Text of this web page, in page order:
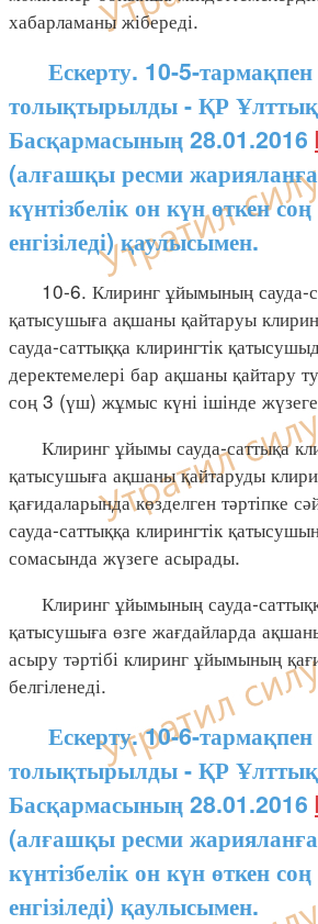
хабарламаны жібереді.
Ескерту. 10-5-тармақпен
толықтырылды - ҚР Ұлттық
Басқармасының 28.01.2016
(алғашқы ресми
күнтізбелік он күн өткен
енгізіледі) қаулысымен.
10-6. Клиринг ұйымының сауда-
қатысушыға ақшаны қайтаруы
сауда-саттыққа клирингтік
деректемелері бар ақшаны қайтару
соң 3 (үш) жұмыс күні ішінде
Клиринг ұйымы сауда-саттықа
қатысушыға ақшаны қайтаруды
қағидаларында көзделген тәртіпке
сауда-саттыққа клирингтік
сомасында жүзеге асырады.
Клиринг ұйымының сауда-
қатысушыға өзге жағдайларда
асыру тәртібі клиринг ұйымының
белгіленеді.
Ескерту. 10-6-тармақпен
толықтырылды - ҚР Ұлттық
Басқармасының 28.01.2016
(алғашқы ресми
күнтізбелік он күн өткен
енгізіледі) қаулысымен.